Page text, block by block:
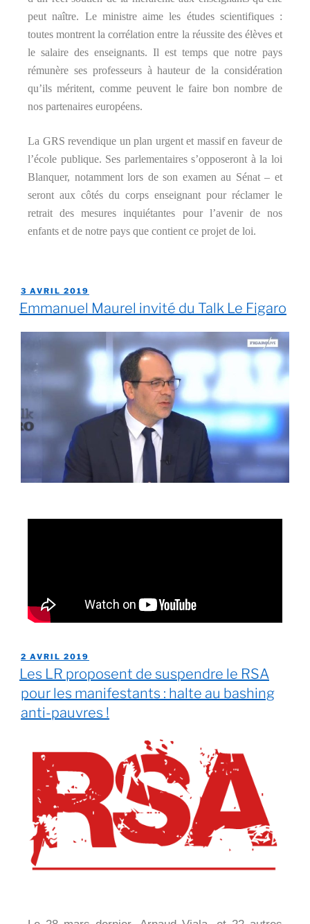
peut naître. Le ministre aime les études scientifiques :
toutes montrent la corrélation entre la réussite des élèves et
le salaire des enseignants. Il est temps que notre pays
rémunère ses professeurs à hauteur de la considération
qu’ils méritent, comme peuvent le faire bon nombre de
nos partenaires européens.
La GRS revendique un plan urgent et massif en faveur de
l’école publique. Ses parlementaires s’opposeront à la loi
Blanquer, notamment lors de son examen au Sénat – et
seront aux côtés du corps enseignant pour réclamer le
retrait des mesures inquiétantes pour l’avenir de nos
enfants et de notre pays que contient ce projet de loi.
3 AVRIL 2019
Emmanuel Maurel invité du Talk Le Figaro
2 AVRIL 2019
Les LR proposent de suspendre le RSA
pour les manifestants : halte au bashing
anti-pauvres !